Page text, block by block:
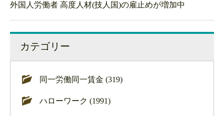
外国人労働者 高度人材(技人国)の雇止めが増加中
カテゴリー
同一労働同一賃金 (319)
ハローワーク (1991)